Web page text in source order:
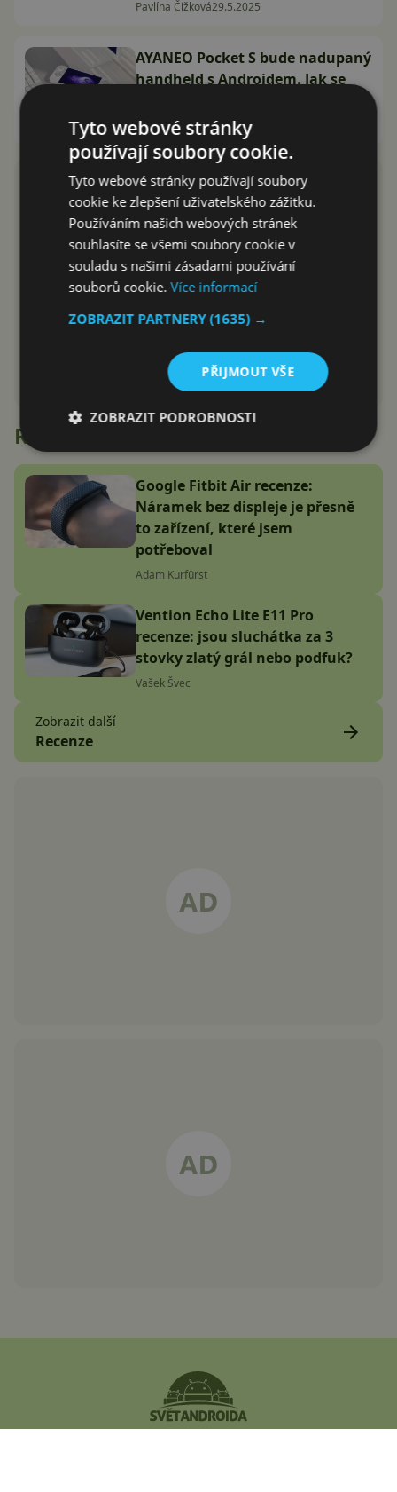
Pavlína Čížková29.5.2025
AYANEO Pocket S bude nadupaný
handheld s Androidem. Jak se
Adam Kurfürst7.2.2024
Recenze
Google Fitbit Air recenze:
Náramek bez displeje je přesně
to zařízení, které jsem
potřeboval
Adam Kurfürst
Vention Echo Lite E11 Pro
recenze: jsou sluchátka za 3
stovky zlatý grál nebo podfuk?
Vašek Švec
Zobrazit další
Recenze
Tyto webové stránky
používají soubory cookie.
Tyto webové stránky používají soubory
cookie ke zlepšení uživatelského zážitku.
Používáním našich webových stránek
souhlasíte se všemi soubory cookie v
souladu s našimi zásadami používání
souborů cookie.Více informací
ZOBRAZIT PARTNERY(1635) →
PŘIJMOUT VŠE
ZOBRAZIT PODROBNOSTI